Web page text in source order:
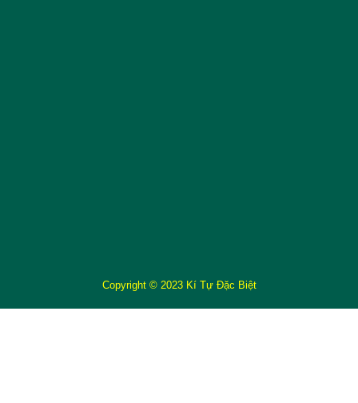
Copyright © 2023 Kí Tự Đặc Biệt